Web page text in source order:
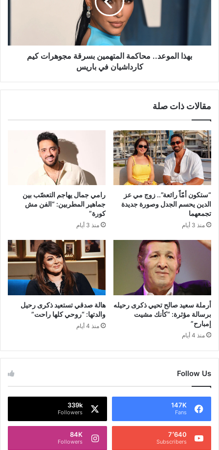
في
بهذا الموعد.. محاكمة المتهمين بسرقة مجوهرات كيم
كارداشيان في باريس
مقالات ذات صلة
“ستكون أمّاً رائعة”.. زوج مي عز
الدين يحسم الجدل وصورة جديدة
تجمعهما
منذ 3 أيام
رامي جمال يهاجم التعصّب بين
جماهير المطربين: “الفن مش
كورة”
منذ 3 أيام
أرملة سعيد صالح تحيي ذكرى رحيله
برسالة مؤثرة: “كأنك مشيت
إمبارح”
منذ 4 أيام
هالة صدقي تستعيد ذكرى رحيل
والدتها: “روحي كلها راحت”
منذ 4 أيام
Follow Us
147K
Fans
339k
Followers
7٬640
Subscribers
84K
Followers